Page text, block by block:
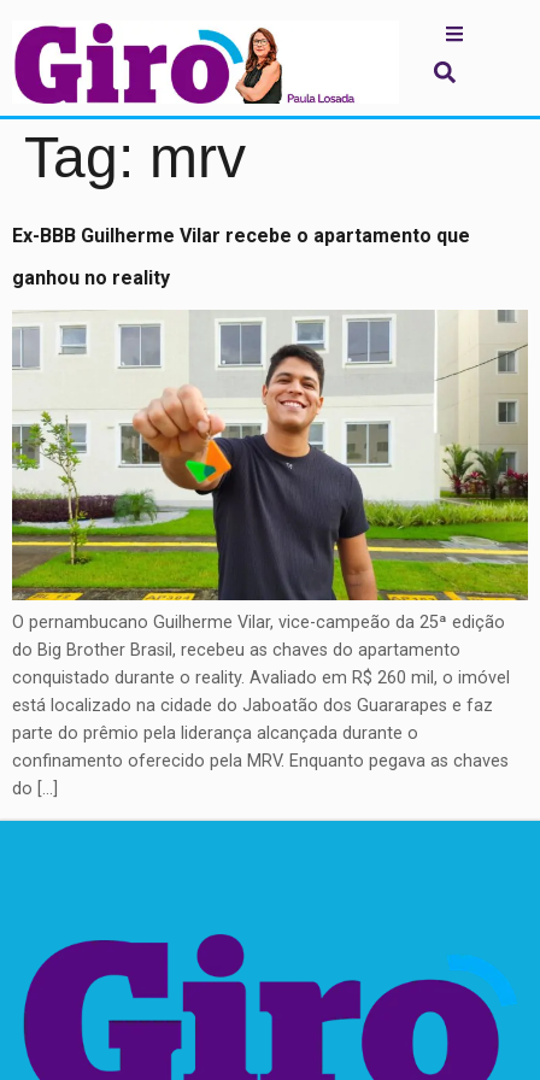
Tag: mrv
Ex-BBB Guilherme Vilar recebe o apartamento que
ganhou no reality
O pernambucano Guilherme Vilar, vice-campeão da 25ª edição
do Big Brother Brasil, recebeu as chaves do apartamento
conquistado durante o reality. Avaliado em R$ 260 mil, o imóvel
está localizado na cidade do Jaboatão dos Guararapes e faz
parte do prêmio pela liderança alcançada durante o
confinamento oferecido pela MRV. Enquanto pegava as chaves
do […]